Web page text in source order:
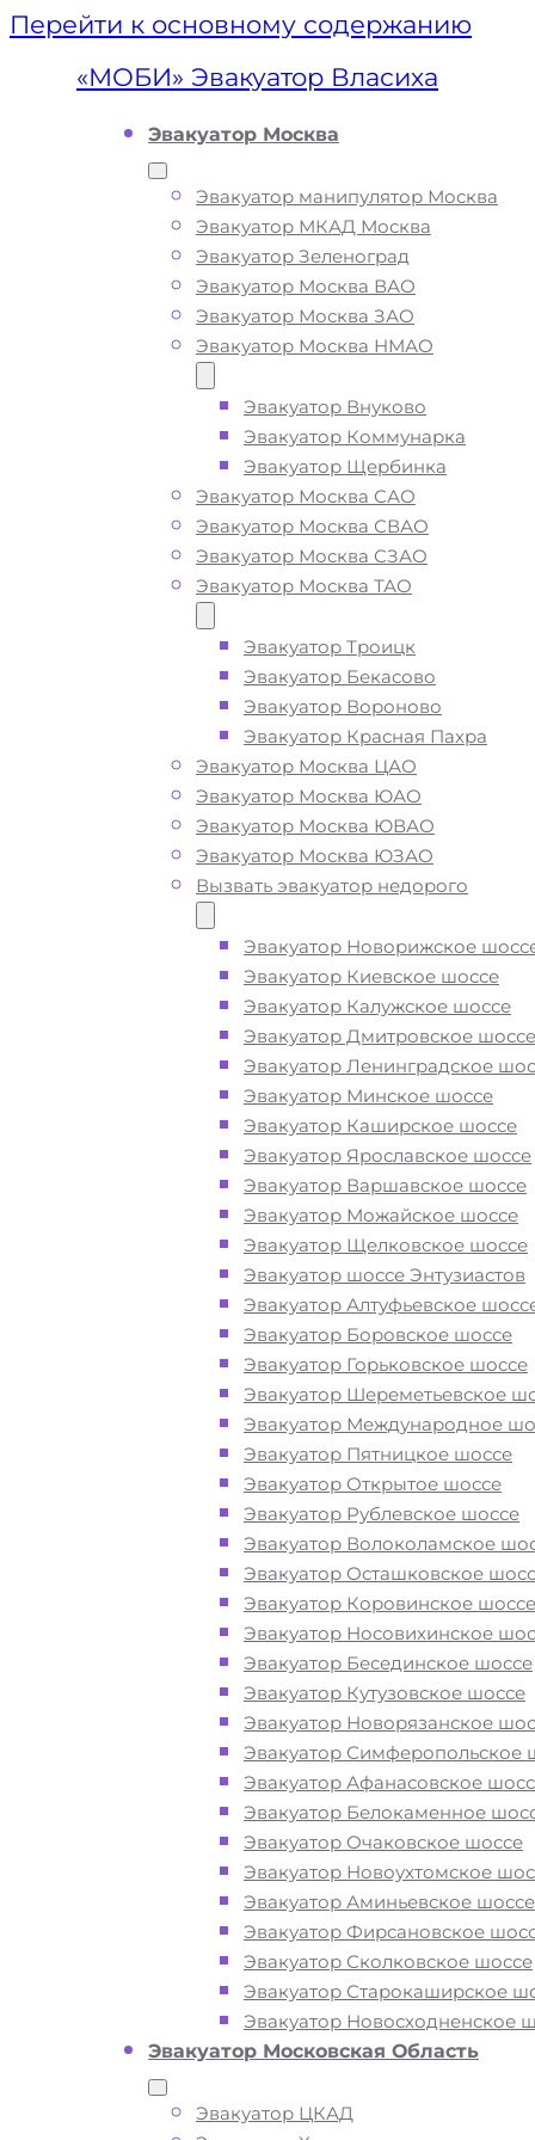
Перейти к основному содержанию
«МОБИ» Эвакуатор Власиха
Эвакуатор Москва
Эвакуатор манипулятор Москва
Эвакуатор МКАД Москва
Эвакуатор Зеленоград
Эвакуатор Москва ВАО
Эвакуатор Москва ЗАО
Эвакуатор Москва НМАО
Эвакуатор Внуково
Эвакуатор Коммунарка
Эвакуатор Щербинка
Эвакуатор Москва САО
Эвакуатор Москва СВАО
Эвакуатор Москва СЗАО
Эвакуатор Москва ТАО
Эвакуатор Троицк
Эвакуатор Бекасово
Эвакуатор Вороново
Эвакуатор Красная Пахра
Эвакуатор Москва ЦАО
Эвакуатор Москва ЮАО
Эвакуатор Москва ЮВАО
Эвакуатор Москва ЮЗАО
Вызвать эвакуатор недорого
Эвакуатор Новорижское
Эвакуатор Киевское шоссе
Эвакуатор Калужское шоссе
Эвакуатор Дмитровское шоссе
Эвакуатор Ленинградское
Эвакуатор Минское шоссе
Эвакуатор Каширское шоссе
Эвакуатор Ярославское шоссе
Эвакуатор Варшавское шоссе
Эвакуатор Можайское шоссе
Эвакуатор Щелковское шоссе
Эвакуатор шоссе Энтузиастов
Эвакуатор Алтуфьевское
Эвакуатор Боровское шоссе
Эвакуатор Горьковское шоссе
Эвакуатор Шереметьевское
Эвакуатор Международное
Эвакуатор Пятницкое шоссе
Эвакуатор Открытое шоссе
Эвакуатор Рублевское шоссе
Эвакуатор Волоколамское
Эвакуатор Осташковское
Эвакуатор Коровинское шоссе
Эвакуатор Носовихинское
Эвакуатор Бесединское шоссе
Эвакуатор Кутузовское шоссе
Эвакуатор Новорязанское
Эвакуатор Симферопольское
Эвакуатор Афанасовское
Эвакуатор Белокаменное
Эвакуатор Очаковское шоссе
Эвакуатор Новоухтомское
Эвакуатор Аминьевское шоссе
Эвакуатор Фирсановское
Эвакуатор Сколковское шоссе
Эвакуатор Старокаширское
Эвакуатор Новосходненское
Эвакуатор Московская Область
Эвакуатор ЦКАД
Эвакуатор
Власиха
Вызвать эвакуатор во
Власихе недорого
Эвакуатор Власиха дешево -
, при срочном вызове,
ближайшего эвакуатора во Власихе
производитсяза 15 минут
оборудование для эвакуации и
перевозки автомобиля по Власихе
поломке или после ДТП
Перевезём аккуратно- за рулем
автоэвакуаторов только водители
профессионалы
Цена известна при заказе услуги
Власиха недорого" -
доступная стоимость услуг без
Круглосуточная поддержка-
службы эвакуации во Власихе
осуществляется 24 часа в сутки
Закажите услугу "эвакуатор
по номеру телефона или
"онлайн" на сайте компании
Вам необходимы услуги ближайшего
эвакуатора по Власихе? Рядом и
недорого? Эвакуаторы «МОБИ»
на площадях, автодорогах и улицах
Власихи 24 часа в сутки.
нам круглосуточно, мы готовы
помощь на дороге в любой ситуации
гарантируем низкие цены и высокое
качество наших услуг.
WHATSAPP